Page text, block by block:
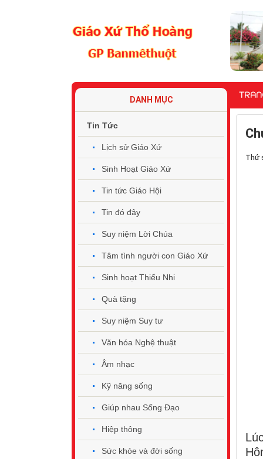
Thứ
DANH MỤC
Tin Tức
Lịch sử Giáo Xứ
Sinh Hoạt Giáo Xứ
Tin tức Giáo Hội
Tin đó đây
Suy niệm Lời Chúa
Tâm tình người con Giáo Xứ
Sinh hoạt Thiếu Nhi
Quà tặng
Suy niệm Suy tư
Văn hóa Nghệ thuật
Âm nhạc
Kỹ năng sống
Giúp nhau Sống Đạo
Hiệp thông
Sức khỏe và đời sống